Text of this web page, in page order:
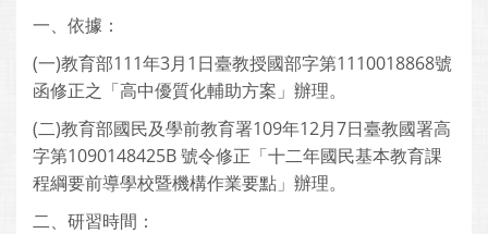
一、依據：
(一)教育部111年3月1日臺教授國部字第1110018868號
函修正之「高中優質化輔助方案」辦理。
(二)教育部國民及學前教育署109年12月7日臺教國署高
字第1090148425B 號令修正「十二年國民基本教育課
程綱要前導學校暨機構作業要點」辦理。
二、研習時間：